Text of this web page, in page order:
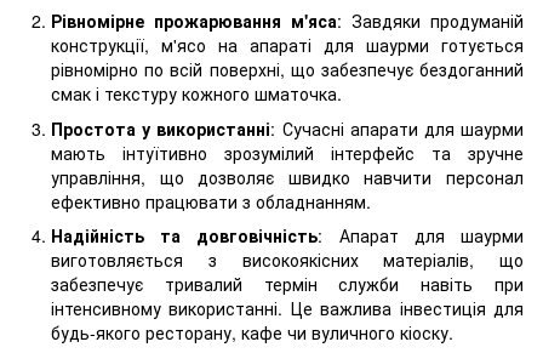
Рівномірне прожарювання м'яса: Завдяки продуманій
конструкції, м'ясо на апараті для шаурми готується
рівномірно по всій поверхні, що забезпечує бездоганний
смак і текстуру кожного шматочка.
Простота у використанні: Сучасні апарати для шаурми
мають інтуїтивно зрозумілий інтерфейс та зручне
управління, що дозволяє швидко навчити персонал
ефективно працювати з обладнанням.
Надійність та довговічність: Апарат для шаурми
виготовляється з високоякісних матеріалів, що
забезпечує тривалий термін служби навіть при
інтенсивному використанні. Це важлива інвестиція для
будь-якого ресторану, кафе чи вуличного кіоску.